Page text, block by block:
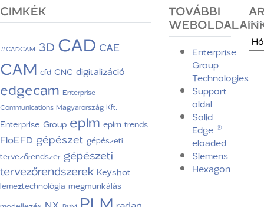
CIMKÉK
#CADCAM 3DCAD CAE
CAM cfd CNC digitalizáció
edgecam Enterprise
Communications Magyarország Kft.
Enterprise Group eplm eplm trends
FloEFD gépészet gépészeti
tervezőrendszer gépészeti
tervezőrendszerek Keyshot
lemeztechnológia megmunkálás
TOVÁBBI
Enterprise
Group
Technologies
Support
oldal
Solid
Edge ®
eloaded
Siemens
Hexagon